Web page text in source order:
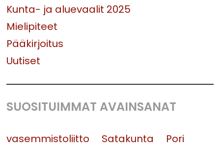
Kunta- ja aluevaalit 2025
Mielipiteet
Pääkirjoitus
Uutiset
SUOSITUIMMAT AVAINSANAT
vasemmistoliitto Satakunta
Pori